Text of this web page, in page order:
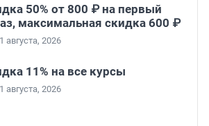
50% от 800 ₽ на первый
максимальная скидка 600 ₽
августа, 2026
11% на все курсы
августа, 2026